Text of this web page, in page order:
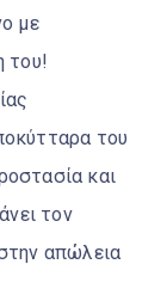
με
του!
του
και
τον
απώλεια